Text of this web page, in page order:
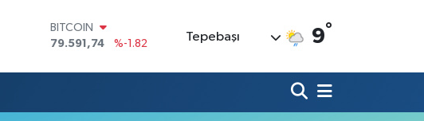
BITCOIN
79.591,74
%-1.82
45,43620
%0.02
Tepebaşı 9°